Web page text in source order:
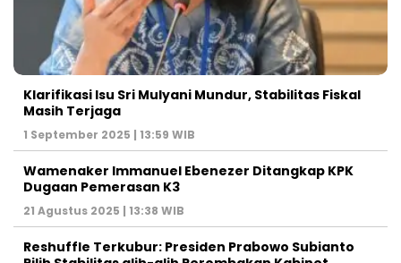
Klarifikasi Isu Sri Mulyani Mundur, Stabilitas Fiskal
Masih Terjaga
1 September 2025 | 13:59 WIB
Wamenaker Immanuel Ebenezer Ditangkap KPK
Dugaan Pemerasan K3
21 Agustus 2025 | 13:38 WIB
Reshuffle Terkubur: Presiden Prabowo Subianto